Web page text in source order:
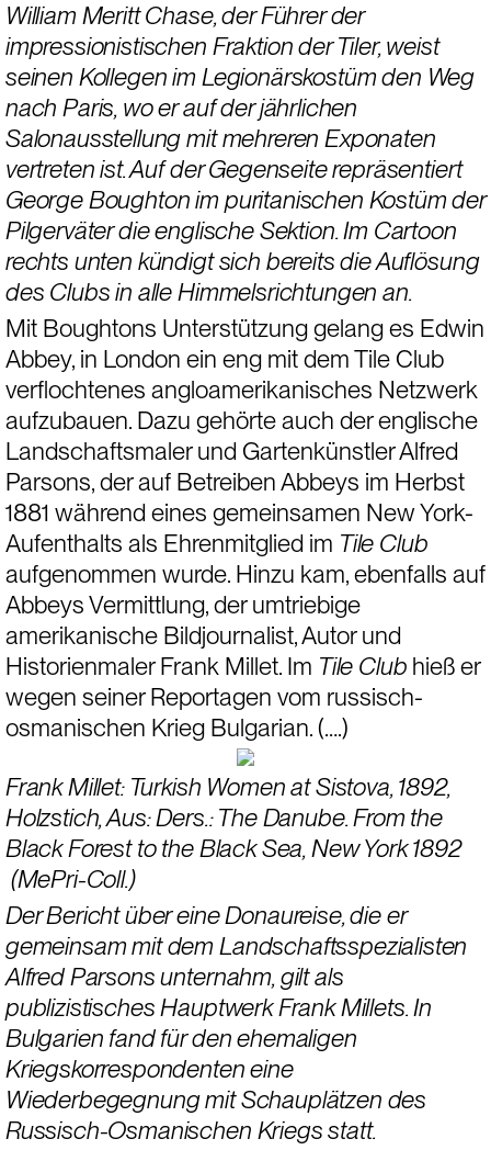
William Meritt Chase, der Führer der
impressionistischen Fraktion der Tiler, weist
seinen Kollegen im Legionärskostüm den Weg
nach Paris, wo er auf der jährlichen
Salonausstellung mit mehreren Exponaten
vertreten ist. Auf der Gegenseite repräsentiert
George Boughton im puritanischen Kostüm der
Pilgerväter die englische Sektion. Im Cartoon
rechts unten kündigt sich bereits die Auflösung
des Clubs in alle Himmelsrichtungen an.
Mit Boughtons Unterstützung gelang es Edwin
Abbey, in London ein eng mit dem Tile Club
verflochtenes angloamerikanisches Netzwerk
aufzubauen. Dazu gehörte auch der englische
Landschaftsmaler und Gartenkünstler Alfred
Parsons, der auf Betreiben Abbeys im Herbst
1881 während eines gemeinsamen New York-
Aufenthalts als Ehrenmitglied im Tile Club
aufgenommen wurde. Hinzu kam, ebenfalls auf
Abbeys Vermittlung, der umtriebige
amerikanische Bildjournalist, Autor und
Historienmaler Frank Millet. Im Tile Club hieß er
wegen seiner Reportagen vom russisch-
osmanischen Krieg Bulgarian. (….)
Frank Millet: Turkish Women at Sistova, 1892,
Holzstich, Aus: Ders.: The Danube. From the
Black Forest to the Black Sea, New York 1892
(MePri-Coll.)
Der Bericht über eine Donaureise, die er
gemeinsam mit dem Landschaftsspezialisten
Alfred Parsons unternahm, gilt als
publizistisches Hauptwerk Frank Millets. In
Bulgarien fand für den ehemaligen
Kriegskorrespondenten eine
Wiederbegegnung mit Schauplätzen des
Russisch-Osmanischen Kriegs statt.